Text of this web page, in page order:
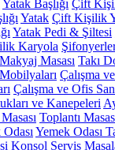
Yatak Başlığı Çift
Yatak Çift Kişilik
Yatak Pedi & Şiltesi
Karyola
Makyaj Masası Takı
Çalışma
Çalışma ve Ofis
ve Kanepeleri
Toplantı
Yemek Odası
Konsol Servis